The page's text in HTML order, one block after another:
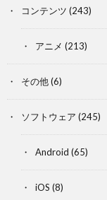
コンテンツ (243)
アニメ (213)
その他(6)
ソフトウェア (245)
Android (65)
iOS (8)